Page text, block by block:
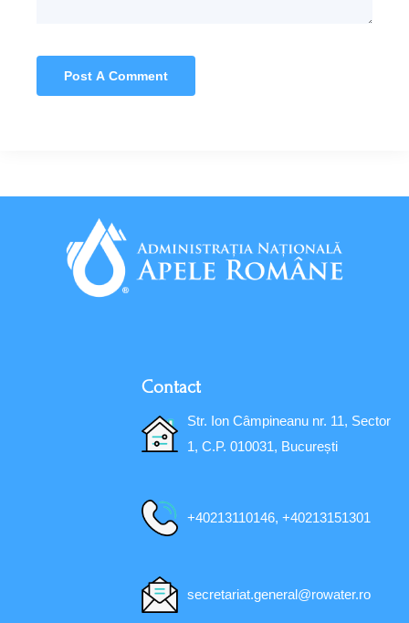
Contact
Str. Ion Câmpineanu nr. 11, Sector
1, C.P. 010031, București
+40213110146, +40213151301
secretariat.general@rowater.ro